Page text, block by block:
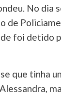
No dia
de
foi detido
que tinha